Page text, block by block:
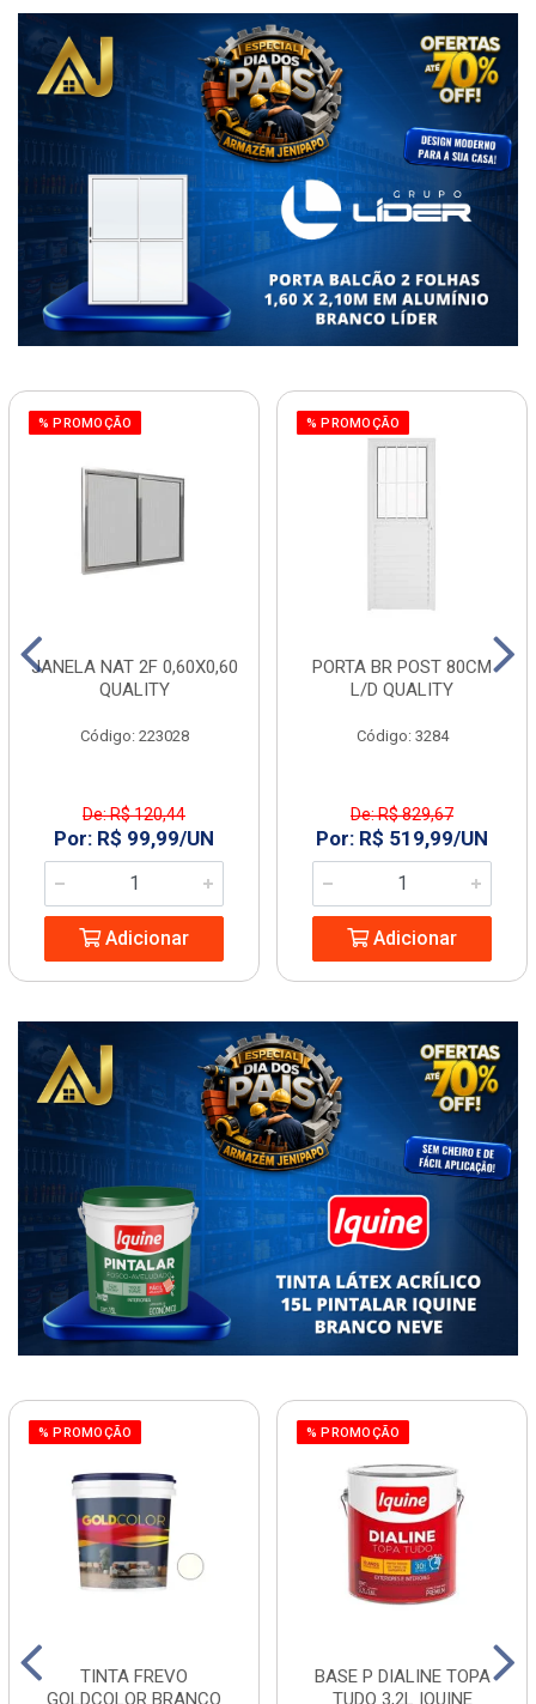
% PROMOÇÃO
JANELA NAT 2F 0,60X0,60
QUALITY
Código: 223028
De: R$ 120,44
Por: R$ 99,99/UN
Adicionar
% PROMOÇÃO
PORTA BR POST 80CM
L/D QUALITY
Código: 3284
De: R$ 829,67
Por: R$ 519,99/UN
Adicionar
% PROMOÇÃO
TINTA FREVO
GOLDCOLOR BRANCO
% PROMOÇÃO
BASE P DIALINE TOPA
TUDO 3,2L IQUINE